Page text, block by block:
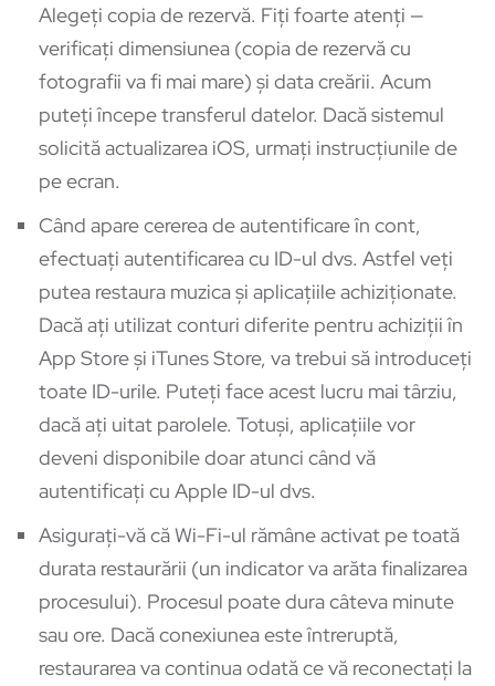
Alegeți copia de rezervă. Fiți foarte atenți —
verificați dimensiunea (copia de rezervă cu
fotografii va fi mai mare) și data creării. Acum
puteți începe transferul datelor. Dacă sistemul
solicită actualizarea iOS, urmați instrucțiunile de
pe ecran.
Când apare cererea de autentificare în cont,
efectuați autentificarea cu ID-ul dvs. Astfel veți
putea restaura muzica și aplicațiile achiziționate.
Dacă ați utilizat conturi diferite pentru achiziții în
App Store și iTunes Store, va trebui să introduceți
toate ID-urile. Puteți face acest lucru mai târziu,
dacă ați uitat parolele. Totuși, aplicațiile vor
deveni disponibile doar atunci când vă
autentificați cu Apple ID-ul dvs.
Asigurați-vă că Wi-Fi-ul rămâne activat pe toată
durata restaurării (un indicator va arăta finalizarea
procesului). Procesul poate dura câteva minute
sau ore. Dacă conexiunea este întreruptă,
restaurarea va continua odată ce vă reconectați la